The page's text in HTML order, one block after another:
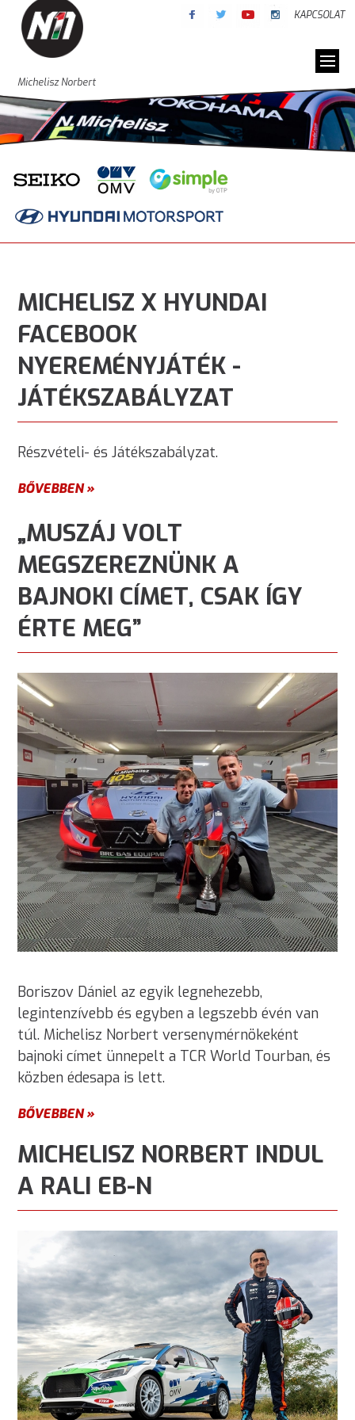
KAPCSOLAT
Michelisz Norbert
MICHELISZ X HYUNDAI
FACEBOOK
NYEREMÉNYJÁTÉK -
JÁTÉKSZABÁLYZAT
Részvételi- és Játékszabályzat.
BŐVEBBEN »
„MUSZÁJ VOLT
MEGSZEREZNÜNK A
BAJNOKI CÍMET, CSAK ÍGY
ÉRTE MEG”
Boriszov Dániel az egyik legnehezebb,
legintenzívebb és egyben a legszebb évén van
túl. Michelisz Norbert versenymérnökeként
bajnoki címet ünnepelt a TCR World Tourban, és
közben édesapa is lett.
BŐVEBBEN »
MICHELISZ NORBERT INDUL
A RALI EB-N